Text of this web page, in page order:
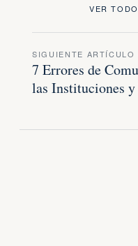
VER
SIGUIENTE
7 Errores de
las Instituciones y